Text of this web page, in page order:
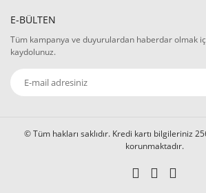
E-BÜLTEN
Tüm kampanya ve duyurulardan haberdar olmak
kaydolunuz.
© Tüm hakları saklıdır. Kredi kartı bilgileriniz
korunmaktadır.